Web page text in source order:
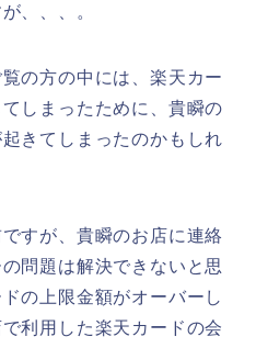
、、、。
の方の中には、楽天カー
しまったために、貴瞬の
きてしまったのかもしれ
すが、貴瞬のお店に連絡
問題は解決できないと思
の上限金額がオーバーし
利用した楽天カードの会